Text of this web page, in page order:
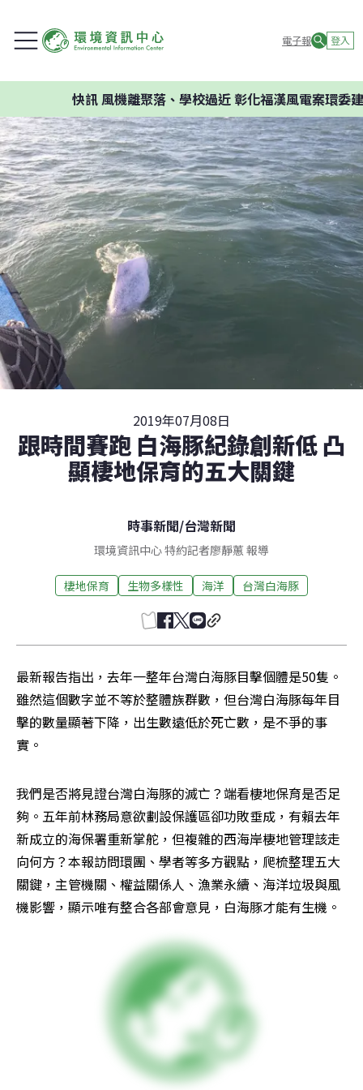
電子報 登入
風機離聚落、學校過近 彰化福漢風電案環委建議不應開
2019年07月08日
跟時間賽跑 白海豚紀錄創新低 凸
顯棲地保育的五大關鍵
時事新聞/台灣新聞
環境資訊中心 特約記者廖靜蕙 報導
棲地保育 生物多樣性 海洋 台灣白海豚
最新報告指出，去年一整年台灣白海豚目擊個體是50隻。
雖然這個數字並不等於整體族群數，但台灣白海豚每年目
擊的數量顯著下降，出生數遠低於死亡數，是不爭的事
實。
我們是否將見證台灣白海豚的滅亡？端看棲地保育是否足
夠。五年前林務局意欲劃設保護區卻功敗垂成，有賴去年
新成立的海保署重新掌舵，但複雜的西海岸棲地管理該走
向何方？本報訪問環團、學者等多方觀點，爬梳整理五大
關鍵，主管機關、權益關係人、漁業永續、海洋垃圾與風
機影響，顯示唯有整合各部會意見，白海豚才能有生機。